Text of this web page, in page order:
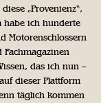
„Provenienz“,
habe ich hunderte
Motorenschlossern
das ich nun –
dieser Plattform
täglich kommen